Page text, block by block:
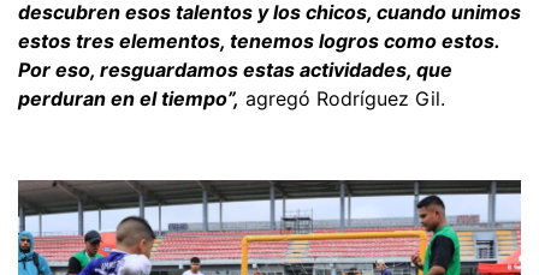
descubren esos talentos y los chicos, cuando unimos
estos tres elementos, tenemos logros como estos.
Por eso, resguardamos estas actividades, que
perduran en el tiempo”, agregó Rodríguez Gil.